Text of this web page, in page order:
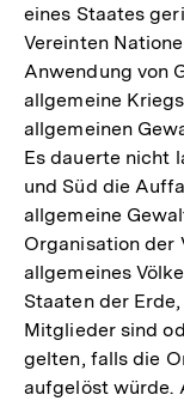
eines Staates
Vereinten
Anwendung von
allgemeine
allgemeinen
Es dauerte nicht
und Süd die
allgemeine
Organisation der
allgemeines
Staaten der
Mitglieder sind
gelten, falls die
aufgelöst würde.